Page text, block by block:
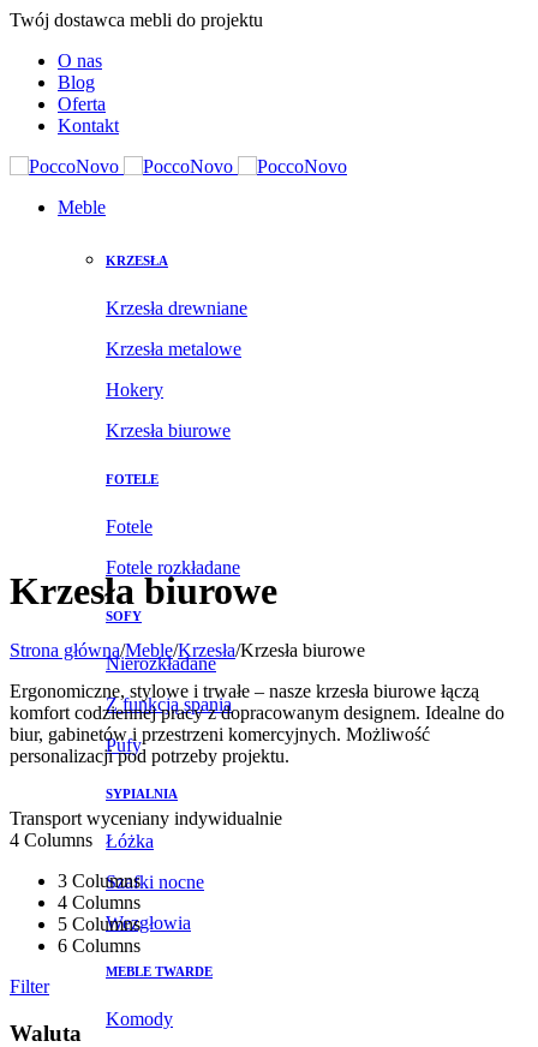
Twój dostawca mebli do projektu
O nas
Blog
Oferta
Kontakt
Meble
KRZESŁA
Krzesła drewniane
Krzesła metalowe
Hokery
Krzesła biurowe
FOTELE
Fotele
Fotele rozkładane
SOFY
Nierozkładane
Z funkcją spania
Pufy
SYPIALNIA
Łóżka
Szafki nocne
Wezgłowia
MEBLE TWARDE
Komody
Krzesła biurowe
Strona główna/Meble/Krzesła/Krzesła biurowe
Ergonomiczne, stylowe i trwałe – nasze krzesła biurowe łączą
komfort codziennej pracy z dopracowanym designem. Idealne do
biur, gabinetów i przestrzeni komercyjnych. Możliwość
personalizacji pod potrzeby projektu.
Transport wyceniany indywidualnie
4 Columns
3 Columns
4 Columns
5 Columns
6 Columns
Filter
Waluta